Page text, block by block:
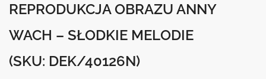
REPRODUKCJA OBRAZU ANNY
WACH – SŁODKIE MELODIE
(SKU: DEK/40126N)